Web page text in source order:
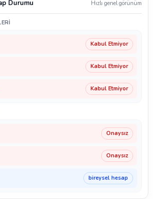
Durumu Hızlı genel görünüm
Kabul Etmiyor
Kabul Etmiyor
Kabul Etmiyor
Onaysız
Onaysız
bireysel hesap